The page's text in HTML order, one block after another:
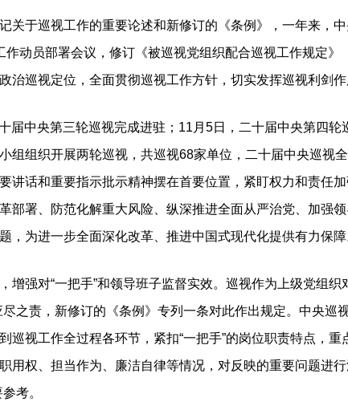
于巡视工作的重要论述和新修订的《条例》，一年来，中
作动员部署会议，修订《被巡视党组织配合巡视工作规定
治巡视定位，全面贯彻巡视工作方针，切实发挥巡视利剑
中央第三轮巡视完成进驻；11月5日，二十届中央第四
组组织开展两轮巡视，共巡视68家单位，二十届中央巡视
讲话和重要指示批示精神摆在首要位置，紧盯权力和责任
部署、防范化解重大风险、纵深推进全面从严治党、加强
，为进一步全面深化改革、推进中国式现代化提供有力保障
强对“一把手”和领导班子监督实效。巡视作为上级党组织
之责，新修订的《条例》专列一条对此作出规定。中央巡
巡视工作全过程各环节，紧扣“一把手”的岗位职责特点，
用权、担当作为、廉洁自律等情况，对反映的重要问题进
考。